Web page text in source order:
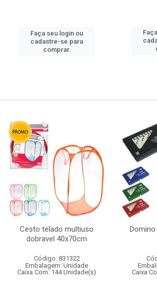
Faça seu login ou
cadastre-se para
comprar.
Cesto telado multiuso
dobravel 40x70cm
Código: 831322
Embalagem: Unidade
Caixa Com: 144 Unidade(s)
Caixa